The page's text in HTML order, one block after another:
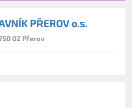
PŘEROV o.s.
02 Přerov